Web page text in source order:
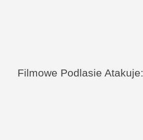
Filmowe Podlasie Atakuje: